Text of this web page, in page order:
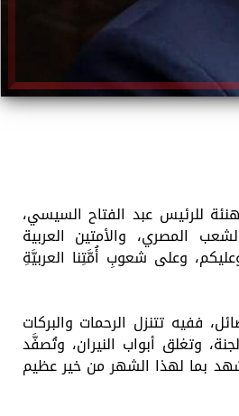
للرئيس عبد الفتاح السيسي،
المصري، والأمتين العربية
وعلى شعوبِ أُمَّتِنا العربيَّةِ
ففيه تتنزل الرحمات والبركات
وتغلق أبواب النيران، وتُصفَّد
بما لهذا الشهر من خير عظيم